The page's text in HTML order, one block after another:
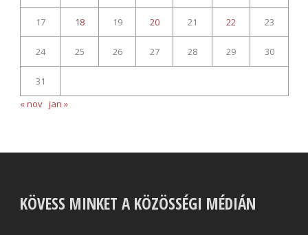
17 18 19 20 21 22 23
24 25 26 27 28 29 30
31
« nov jan »
KÖVESS MINKET A KÖZÖSSÉGI MÉDIÁN